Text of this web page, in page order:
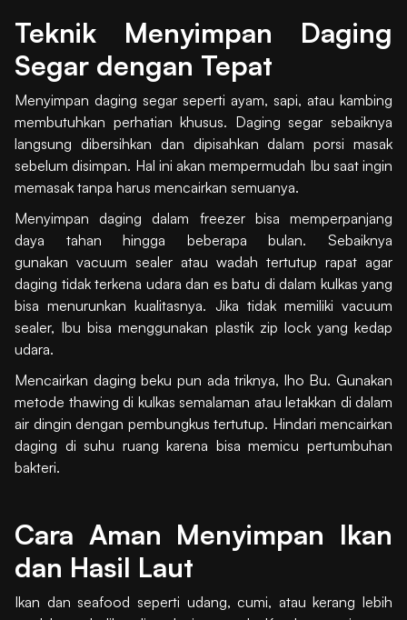
Teknik Menyimpan Daging
Segar dengan Tepat
Menyimpan daging segar seperti ayam, sapi, atau kambing
membutuhkan perhatian khusus. Daging segar sebaiknya
langsung dibersihkan dan dipisahkan dalam porsi masak
sebelum disimpan. Hal ini akan mempermudah Ibu saat ingin
memasak tanpa harus mencairkan semuanya.
Menyimpan daging dalam freezer bisa memperpanjang
daya tahan hingga beberapa bulan. Sebaiknya
gunakan vacuum sealer atau wadah tertutup rapat agar
daging tidak terkena udara dan es batu di dalam kulkas yang
bisa menurunkan kualitasnya. Jika tidak memiliki vacuum
sealer, Ibu bisa menggunakan plastik zip lock yang kedap
udara.
Mencairkan daging beku pun ada triknya, lho Bu. Gunakan
metode thawing di kulkas semalaman atau letakkan di dalam
air dingin dengan pembungkus tertutup. Hindari mencairkan
daging di suhu ruang karena bisa memicu pertumbuhan
bakteri.
Cara Aman Menyimpan Ikan
dan Hasil Laut
Ikan dan seafood seperti udang, cumi, atau kerang lebih